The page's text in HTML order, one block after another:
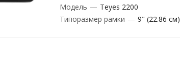
Модель — Teyes 2200
Типоразмер рамки — 9" (22.86 см)